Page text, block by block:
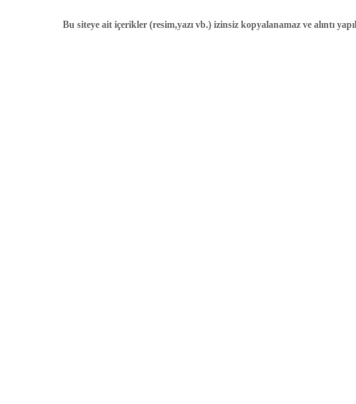
Bu siteye ait içerikler (resim,yazı vb.) izinsiz kopyalanamaz ve alıntı